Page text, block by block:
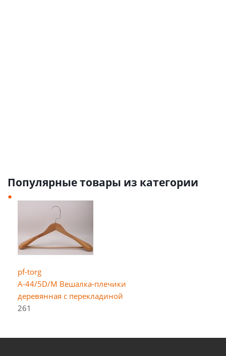
Популярные товары из категории
pf-torg
A-44/5D/M Вешалка-плечики
деревянная с перекладиной
261